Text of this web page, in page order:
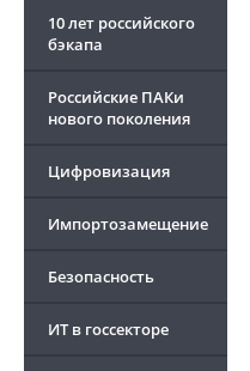
10 лет российского
бэкапа
Российские ПАКи
нового поколения
Цифровизация
Импортозамещение
Безопасность
ИТ в госсекторе